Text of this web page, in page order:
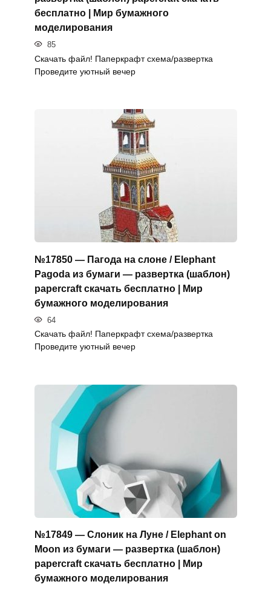
бесплатно | Мир бумажного
моделирования
85
Скачать файл! Паперкрафт схема/развертка
Проведите уютный вечер
№17850 — Пагода на слоне / Elephant
Pagoda из бумаги — развертка (шаблон)
papercraft скачать бесплатно | Мир
бумажного моделирования
64
Скачать файл! Паперкрафт схема/развертка
Проведите уютный вечер
№17849 — Слоник на Луне / Elephant on
Moon из бумаги — развертка (шаблон)
papercraft скачать бесплатно | Мир
бумажного моделирования